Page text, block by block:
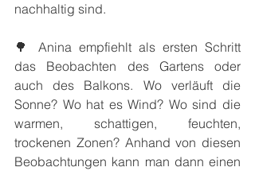
nachhaltig sind.
🌳 Anina empfiehlt als ersten Schritt
das Beobachten des Gartens oder
auch des Balkons. Wo verläuft die
Sonne? Wo hat es Wind? Wo sind die
warmen, schattigen, feuchten,
trockenen Zonen? Anhand von diesen
Beobachtungen kann man dann einen